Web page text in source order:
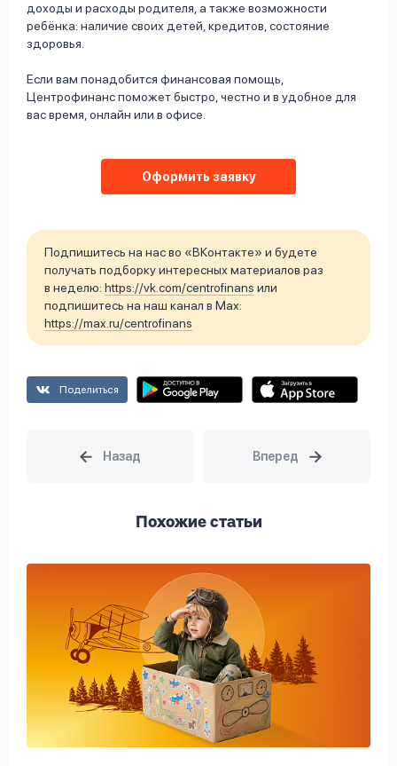
доходы и расходы родителя, а также возможности
ребёнка: наличие своих детей, кредитов, состояние
здоровья.
Если вам понадобится финансовая помощь,
Центрофинанс поможет быстро, честно и в удобное для
вас время, онлайн или в офисе.
Оформить заявку
Подпишитесь на нас во «ВКонтакте» и будете
получать подборку интересных материалов раз
в неделю: https://vk.com/centrofinans или
подпишитесь на наш канал в Max:
https://max.ru/centrofinans
Поделиться
Похожие статьи